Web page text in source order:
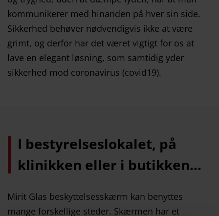
kommunikerer med hinanden på hver sin side.
Sikkerhed behøver nødvendigvis ikke at være
grimt, og derfor har det været vigtigt for os at
lave en elegant løsning, som samtidig yder
sikkerhed mod coronavirus (covid19).
I bestyrelseslokalet, på
klinikken eller i butikken…
Mirit Glas beskyttelsesskærm kan benyttes
mange forskellige steder. Skærmen har et